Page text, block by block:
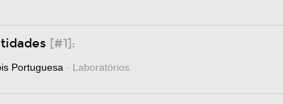
[#1]:
Portuguesa · Laboratórios